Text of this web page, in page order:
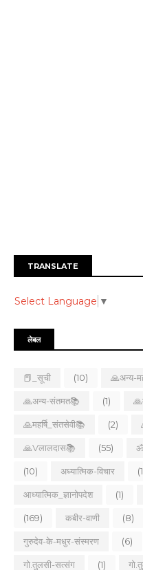
TRANSLATE
Select Language ▼
लेबल
📕_सूची (10) 🙏अन्य-
🙏अन्य-संतमत📚 (1)
🙏महर्षि_संतसेवी📚 (2)
🙏Vलालदास📚 (55)
(10) अध्यात्मिक-विचार
आध्यात्मिक_ज्ञानोपदेश (1)
(169) कबीर-वाणी (8)
गुरुदेव-के-मधुर-संस्मरण (6)
गो.तुलसी-सत्संग (1)